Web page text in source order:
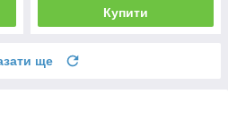
Купити
ще